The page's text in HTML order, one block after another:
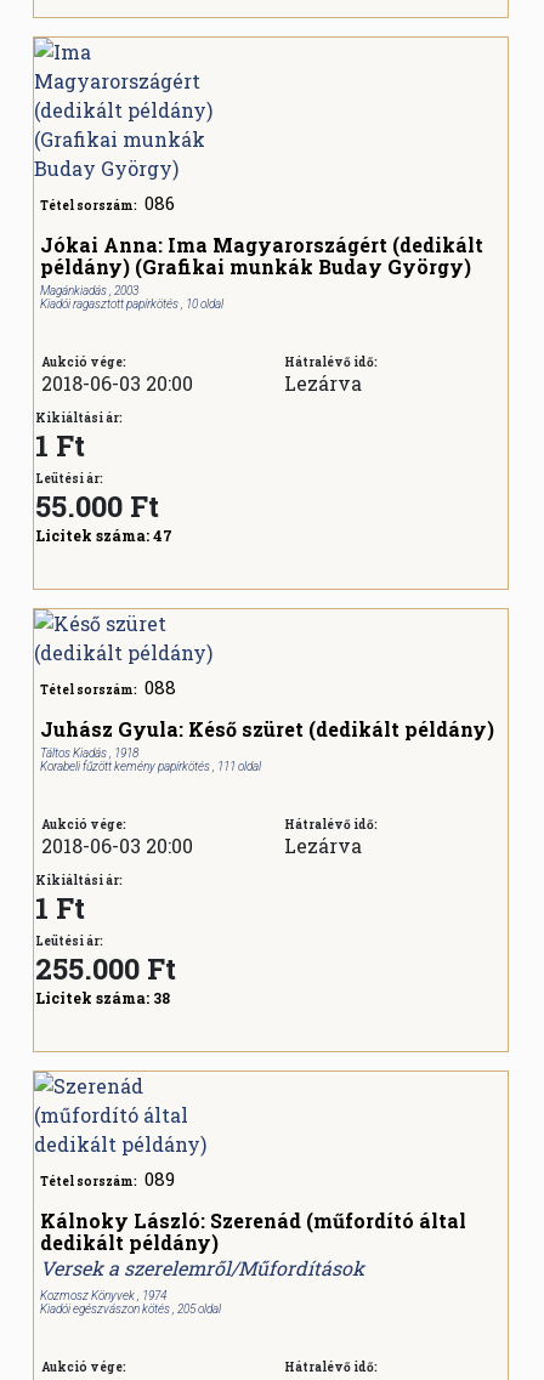
Tétel sorszám: 086
Jókai Anna: Ima Magyarországért (dedikált
példány) (Grafikai munkák Buday György)
Magánkiadás , 2003
Kiadói ragasztott papírkötés , 10 oldal
Aukció vége:
2018-06-03 20:00
Hátralévő idő:
Lezárva
Kikiáltási ár:
1 Ft
Leütési ár:
55.000 Ft
Licitek száma:47
Tétel sorszám: 088
Juhász Gyula: Késő szüret (dedikált példány)
Táltos Kiadás , 1918
Korabeli fűzött kemény papírkötés , 111 oldal
Aukció vége:
2018-06-03 20:00
Hátralévő idő:
Lezárva
Kikiáltási ár:
1 Ft
Leütési ár:
255.000 Ft
Licitek száma: 38
Tétel sorszám: 089
Kálnoky László: Szerenád (műfordító által
dedikált példány)
Versek a szerelemről/Műfordítások
Kozmosz Könyvek , 1974
Kiadói egészvászon kötés , 205 oldal
Aukció vége: Hátralévő idő: